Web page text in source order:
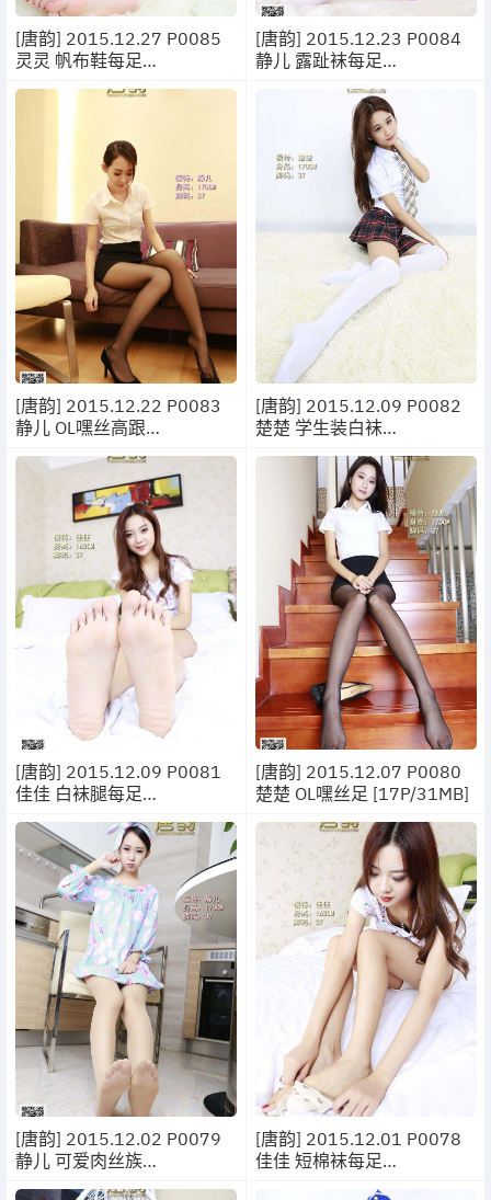
[唐韵] 2015.12.27 P0085
灵灵 帆布鞋每足
[唐韵] 2015.12.23 P0084
静儿 露趾袜每足
[唐韵] 2015.12.22 P0083
静儿 OL嘿丝高跟
[唐韵] 2015.12.09 P0082
楚楚 学生装白袜
[唐韵] 2015.12.09 P0081
佳佳 白袜腿每足
[唐韵] 2015.12.07 P0080
楚楚 OL嘿丝足 [17P/31MB]
[唐韵] 2015.12.02 P0079
静儿 可爱肉丝族
[唐韵] 2015.12.01 P0078
佳佳 短棉袜每足